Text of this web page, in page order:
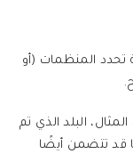
تحدد المنظمات (أو
البلد الذي تم
قد تتضمن أيضًا